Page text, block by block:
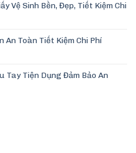
Vệ Sinh Bền, Đẹp, Tiết Kiệm Chi
An Toàn Tiết Kiệm Chi Phí
Tay Tiện Dụng Đảm Bảo An